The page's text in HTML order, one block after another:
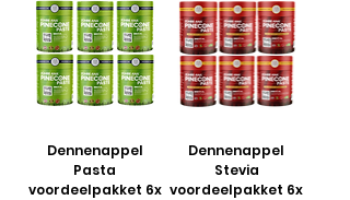
Dennenappel
Pasta
voordeelpakket 6x
Dennenappel
Stevia
voordeelpakket 6x